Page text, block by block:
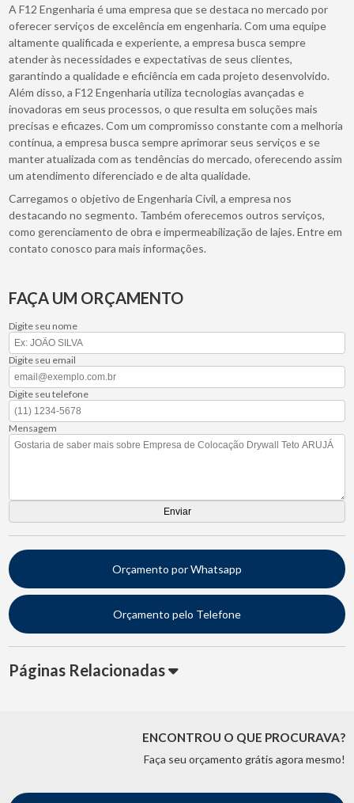
A F12 Engenharia é uma empresa que se destaca no mercado por
oferecer serviços de excelência em engenharia. Com uma equipe
altamente qualificada e experiente, a empresa busca sempre
atender às necessidades e expectativas de seus clientes,
garantindo a qualidade e eficiência em cada projeto desenvolvido.
Além disso, a F12 Engenharia utiliza tecnologias avançadas e
inovadoras em seus processos, o que resulta em soluções mais
precisas e eficazes. Com um compromisso constante com a melhoria
contínua, a empresa busca sempre aprimorar seus serviços e se
manter atualizada com as tendências do mercado, oferecendo assim
um atendimento diferenciado e de alta qualidade.
Carregamos o objetivo de Engenharia Civil, a empresa nos
destacando no segmento. Também oferecemos outros serviços,
como gerenciamento de obra e impermeabilização de lajes. Entre em
contato conosco para mais informações.
FAÇA UM ORÇAMENTO
Digite seu nome
Digite seu email
Digite seu telefone
Mensagem
Orçamento por Whatsapp
Orçamento pelo Telefone
Páginas Relacionadas
ENCONTROU O QUE PROCURAVA?
Faça seu orçamento grátis agora mesmo!